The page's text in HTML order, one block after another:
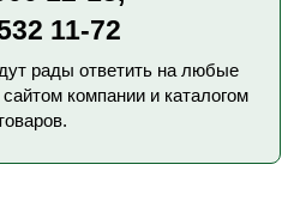
11-72
рады ответить на любые
компании и каталогом